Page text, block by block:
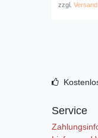
zzgl.Versand
Service